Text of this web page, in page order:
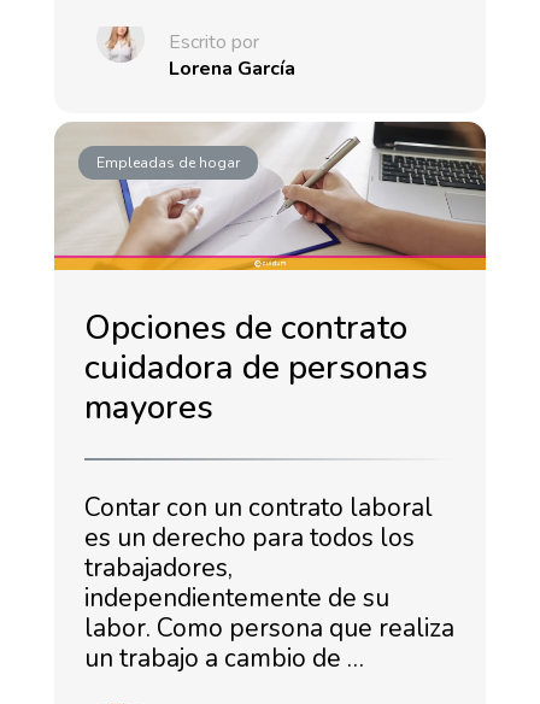
Escrito por
Lorena García
Empleadas de hogar
Opciones de contrato
cuidadora de personas
mayores
Contar con un contrato laboral
es un derecho para todos los
trabajadores,
independientemente de su
labor. Como persona que realiza
un trabajo a cambio de …